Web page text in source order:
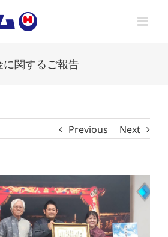
関するご報告
Previous Next